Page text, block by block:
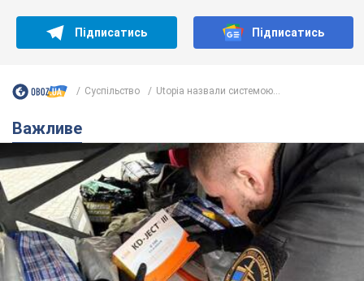
Підписатись Підписатись
Суспільство Utopia назвали системою...
Важливе